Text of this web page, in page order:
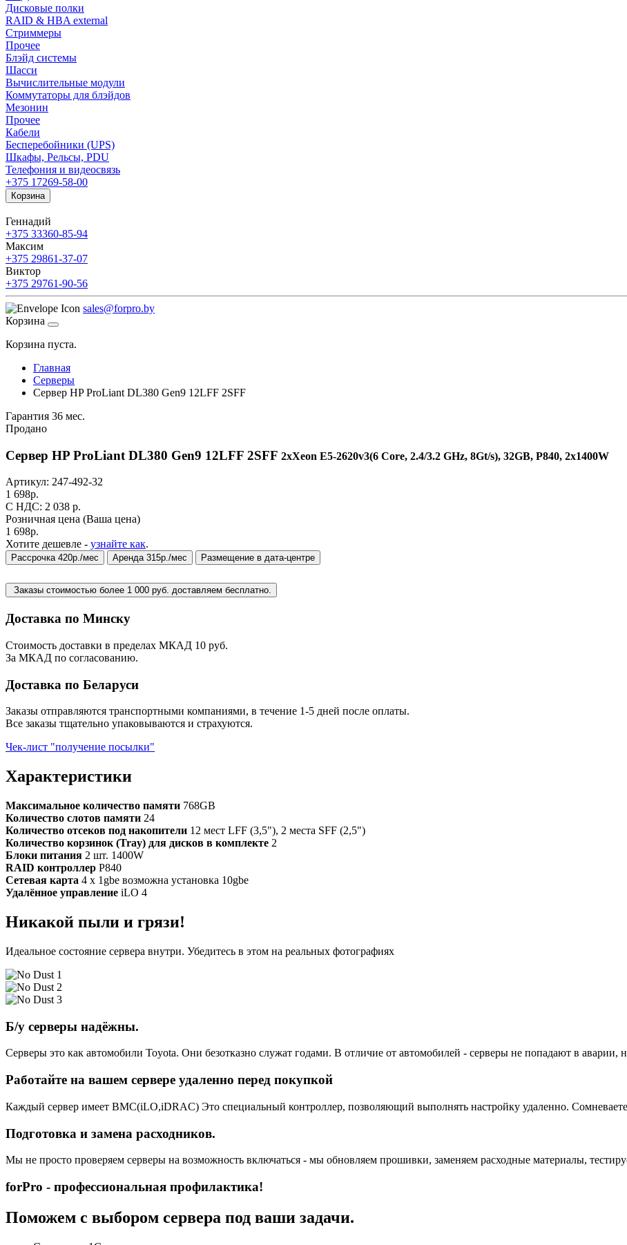
Дисковые полки
RAID & HBA external
Стриммеры
Прочее
Блэйд системы
Шасси
Вычислительные модули
Коммутаторы для блэйдов
Мезонин
Прочее
Кабели
Бесперебойники (UPS)
Шкафы, Рельсы, PDU
Телефония и видеосвязь
+375 17269-58-00
Корзина
Геннадий
+375 33360-85-94
Максим
+375 29861-37-07
Виктор
+375 29761-90-56
sales@forpro.by
Корзина
Корзина пуста.
Главная
Серверы
Сервер HP ProLiant DL380 Gen9 12LFF 2SFF
Гарантия 36 мес.
Продано
Сервер HP ProLiant DL380 Gen9 12LFF 2SFF 2xXeon E5-2620v3(6 Core, 2.4/3.2 GHz, 8Gt/s), 32GB, P840, 2x1400W
Артикул: 247-492-32
1 698р.
C НДС: 2 038 р.
Розничная цена (Ваша цена)
1 698р.
Хотите дешевле - узнайте как.
Рассрочка 420р./мес Аренда 315р./мес Размещение в дата-центре
Заказы стоимостью более 1 000 руб. доставляем бесплатно.
Доставка по Минску
Стоимость доставки в пределах МКАД 10 руб.
За МКАД по согласованию.
Доставка по Беларуси
Заказы отправляются транспортными компаниями, в течение 1-5 дней после оплаты.
Все заказы тщательно упаковываются и страхуются.
Чек-лист "получение посылки"
Характеристики
Максимальное количество памяти 768GB
Количество слотов памяти 24
Количество отсеков под накопители 12 мест LFF (3,5"), 2 места SFF (2,5")
Количество корзинок (Tray) для дисков в комплекте 2
Блоки питания 2 шт. 1400W
RAID контроллер P840
Сетевая карта 4 x 1gbe возможна установка 10gbe
Удалённое управление iLO 4
Никакой пыли и грязи!
Идеальное состояние сервера внутри. Убедитесь в этом на реальных фотографиях
Б/у серверы надёжны.
Серверы это как автомобили Toyota. Они безотказно служат годами. В отличие от автомобилей - серверы не попадают в
Работайте на вашем сервере удаленно перед покупкой
Каждый сервер имеет BMC(iLO,iDRAC) Это специальный контроллер, позволяющий выполнять настройку удаленно.
Подготовка и замена расходников.
Мы не просто проверяем серверы на возможность включаться - мы обновляем прошивки, заменяем расходные материалы,
forPro - профессиональная профилактика!
Поможем с выбором сервера под ваши задачи.